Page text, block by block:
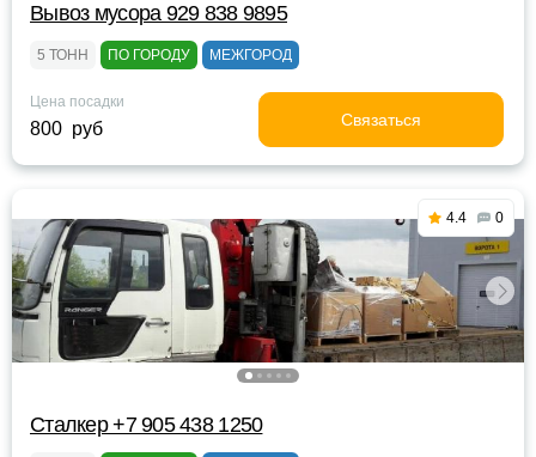
Вывоз мусора 929 838 9895
5 ТОНН ПО ГОРОДУ МЕЖГОРОД
Цена посадки
800 руб Связаться
4.4 0
Сталкер +7 905 438 1250